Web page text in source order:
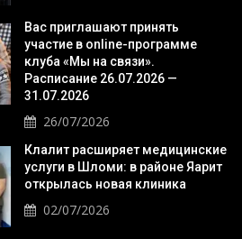
Вас приглашают принять
участие в online-программе
клуба «Мы на связи».
Расписание 26.07.2026 —
31.07.2026
26/07/2026
Клалит расширяет медицинские
услуги в Шломи: в районе Яарит
открылась новая клиника
02/07/2026